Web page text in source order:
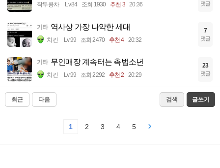
작두콩차 Lv.84 조회 1930 추천 3 20:36 댓글
기타 역사상 가장 나약한 세대
치킨 Lv.99 조회 2470 추천 4 20:32
7
댓글
기타 무인매장 계속터는 촉법소년
치킨 Lv.99 조회 2292 추천 2 20:29
23
댓글
최근 다음 검색 글쓰기
1 2 3 4 5